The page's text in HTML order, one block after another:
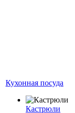
Кухонная посуда
Кастрюли